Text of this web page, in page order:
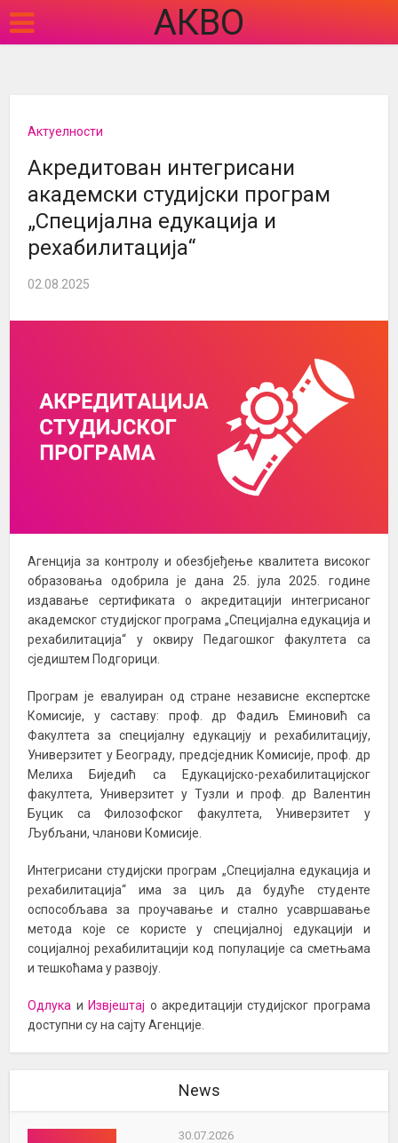
АКВО
Актуелности
Акредитован интегрисани
академски студијски програм
„Специјална едукација и
рехабилитација“
02.08.2025
Агенција за контролу и обезбјеђење квалитета високог
образовања одобрила је дана 25. јула 2025. године
издавање сертификата о акредитацији интегрисаног
академског студијског програма „Специјална едукација и
рехабилитација“ у оквиру Педагошког факултета са
сједиштем Подгорици.
Програм је евалуиран од стране независне експертске
Комисије, у саставу: проф. др Фадиљ Еминовић са
Факултета за специјалну едукацију и рехабилитацију,
Универзитет у Београду, предсједник Комисије, проф. др
Мелиха Биједић са Едукацијско-рехабилитацијског
факултета, Универзитет у Тузли и проф. др Валентин
Буцик са Филозофског факултета, Универзитет у
Љубљани, чланови Комисије.
Интегрисани студијски програм „Специјална едукација и
рехабилитација“ има за циљ да будуће студенте
оспособљава за проучавање и стално усавршавање
метода које се користе у специјалној едукацији и
социјалној рехабилитацији код популације са сметњама
и тешкоћама у развоју.
Одлука иИзвјештај о акредитацији студијског програма
доступни су на сајту Агенције.
News
30.07.2026